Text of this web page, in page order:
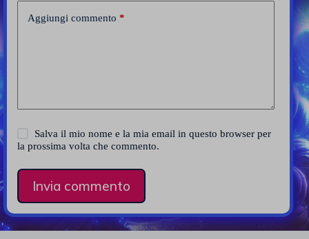
Aggiungi commento *
Salva il mio nome e la mia email in questo browser per
la prossima volta che commento.
Invia commento